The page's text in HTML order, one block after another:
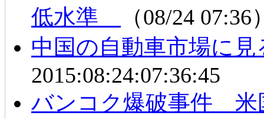
低水準
（08/24
中国の自動車市場に見
2015:08:24:07:36:45
バンコク爆破事件 米